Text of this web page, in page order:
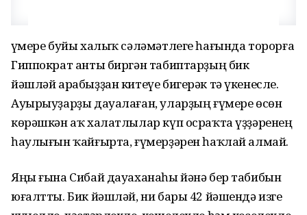
Ғүмере буйы халыҡ сәләмәтлеге һағында торорға
Гиппократ анты биргән табиптарҙың бик
йәшләй арабыҙҙан китеүе бигерәк тә үкенесле.
Ауырыуҙарҙы дауалаған, уларҙың ғүмере өсөн
көрәшкән аҡ халатлылар күп осраҡта үҙҙәренең
һаулығын ҡайғырта, ғүмерҙәрен һаҡлай алмай.
Яңы ғына Сибай дауаханаһы йәнә бер табибын
юғалтты. Бик йәшләй, ни бары 42 йәшендә изге